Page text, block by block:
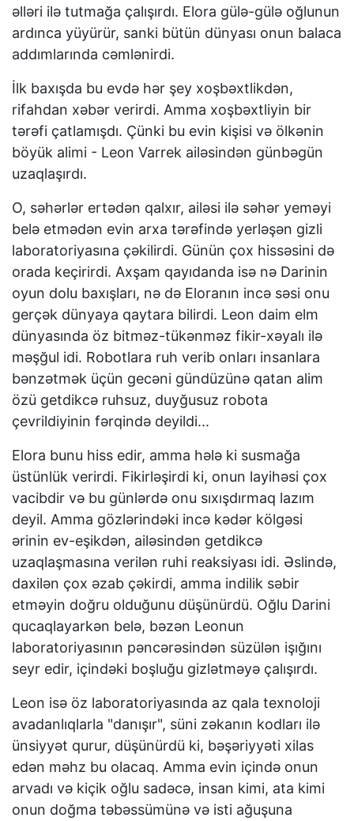
əlləri ilə tutmağa çalışırdı. Elora gülə-gülə oğlunun
ardınca yüyürür, sanki bütün dünyası onun balaca
addımlarında cəmlənirdi.
İlk baxışda bu evdə hər şey xoşbəxtlikdən,
rifahdan xəbər verirdi. Amma xoşbəxtliyin bir
tərəfi çatlamışdı. Çünki bu evin kişisi və ölkənin
böyük alimi - Leon Varrek ailəsindən günbəgün
uzaqlaşırdı.
O, səhərlər ertədən qalxır, ailəsi ilə səhər yeməyi
belə etmədən evin arxa tərəfində yerləşən gizli
laboratoriyasına çəkilirdi. Günün çox hissəsini də
orada keçirirdi. Axşam qayıdanda isə nə Darinin
oyun dolu baxışları, nə də Eloranın incə səsi onu
gerçək dünyaya qaytara bilirdi. Leon daim elm
dünyasında öz bitməz-tükənməz fikir-xəyalı ilə
məşğul idi. Robotlara ruh verib onları insanlara
bənzətmək üçün gecəni gündüzünə qatan alim
özü getdikcə ruhsuz, duyğusuz robota
çevrildiyinin fərqində deyildi...
Elora bunu hiss edir, amma hələ ki susmağa
üstünlük verirdi. Fikirləşirdi ki, onun layihəsi çox
vacibdir və bu günlərdə onu sıxışdırmaq lazım
deyil. Amma gözlərindəki incə kədər kölgəsi
ərinin ev-eşikdən, ailəsindən getdikcə
uzaqlaşmasına verilən ruhi reaksiyası idi. Əslində,
daxilən çox əzab çəkirdi, amma indilik səbir
etməyin doğru olduğunu düşünürdü. Oğlu Darini
qucaqlayarkən belə, bəzən Leonun
laboratoriyasının pəncərəsindən süzülən işığını
seyr edir, içindəki boşluğu gizlətməyə çalışırdı.
Leon isə öz laboratoriyasında az qala texnoloji
avadanlıqlarla "danışır", süni zəkanın kodları ilə
ünsiyyət qurur, düşünürdü ki, bəşəriyyəti xilas
edən məhz bu olacaq. Amma evin içində onun
arvadı və kiçik oğlu sadəcə, insan kimi, ata kimi
onun doğma təbəssümünə və isti ağuşuna